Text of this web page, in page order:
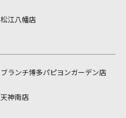
松江八幡店
ブランチ博多パピヨンガーデン店
天神南店